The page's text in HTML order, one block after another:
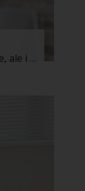
Paskudne zabrudzenia potrafią zniszczyć nie tylko ubrania i tkaniny dekoracyjne, ale i nasz dobry humor. Nie załamuj się jednak i nie wyrzucaj od razu poplamionych rzeczy. Nawet, jeśli nie dadzą się one doprać w pralce, istnieją jeszcze sprawdzone, domowe sposoby na radzenie sobie z upartymi plamami. Oto niektóre z nich: